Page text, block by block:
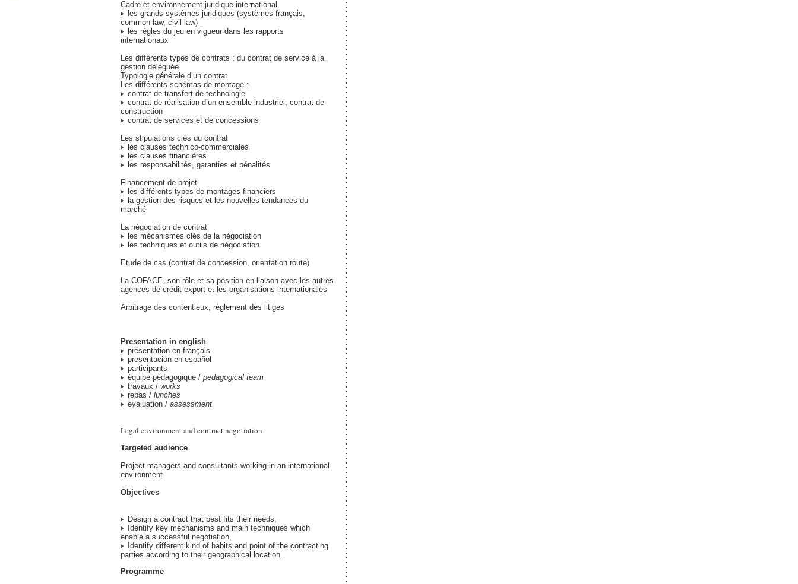
Cadre et environnement juridique international
les grands systèmes juridiques (systèmes français,
common law, civil law)
les règles du jeu en vigueur dans les rapports
internationaux
Les différents types de contrats : du contrat de service à la
gestion déléguée
Typologie générale d’un contrat
Les différents schémas de montage :
contrat de transfert de technologie
contrat de réalisation d’un ensemble industriel, contrat de
construction
contrat de services et de concessions
Les stipulations clés du contrat
les clauses technico-commerciales
les clauses financières
les responsabilités, garanties et pénalités
Financement de projet
les différents types de montages financiers
la gestion des risques et les nouvelles tendances du
marché
La négociation de contrat
les mécanismes clés de la négociation
les techniques et outils de négociation
Etude de cas (contrat de concession, orientation route)
La COFACE, son rôle et sa position en liaison avec les autres
agences de crédit-export et les organisations internationales
Arbitrage des contentieux, règlement des litiges
Presentation in english
présentation en français
presentación en español
participants
équipe pédagogique / pedagogical team
travaux / works
repas / lunches
evaluation / assessment
Legal environment and contract negotiation
Targeted audience
Project managers and consultants working in an international
environment
Objectives
Design a contract that best fits their needs,
Identify key mechanisms and main techniques which
enable a successful negotiation,
Identify different kind of habits and point of the contracting
parties according to their geographical location.
Programme